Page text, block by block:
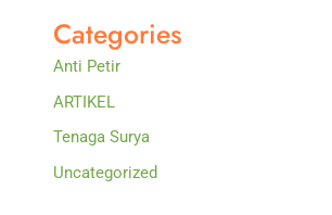
Categories
Anti Petir
ARTIKEL
Tenaga Surya
Uncategorized